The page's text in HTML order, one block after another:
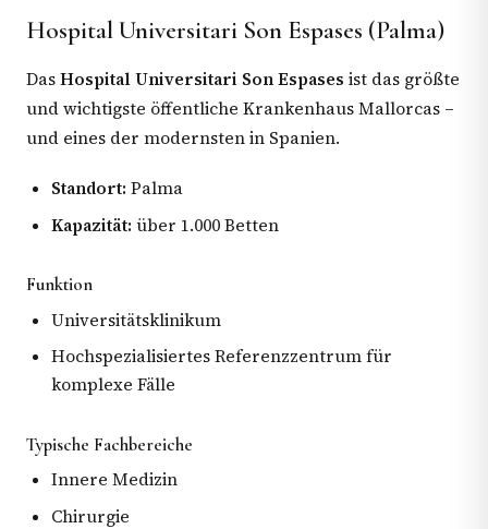
Hospital Universitari Son Espases (Palma)
DasHospital Universitari Son Espases ist das größte
und wichtigste öffentliche Krankenhaus Mallorcas –
und eines der modernsten in Spanien.
Standort: Palma
Kapazität: über 1.000 Betten
Funktion
Universitätsklinikum
Hochspezialisiertes Referenzzentrum für
komplexe Fälle
Typische Fachbereiche
Innere Medizin
Chirurgie